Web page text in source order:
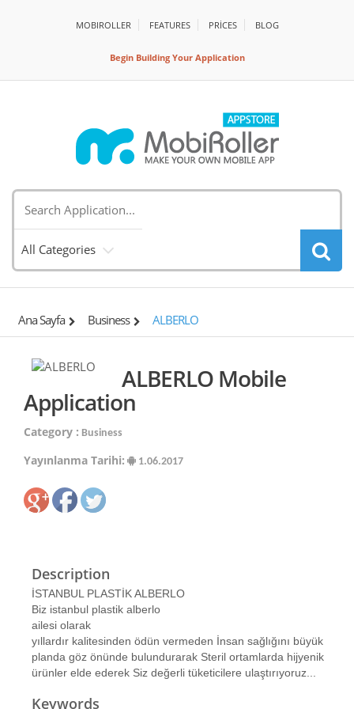
MOBIROLLER FEATURES PRİCES BLOG
Begin Building Your Application
All Categories
Ana Sayfa Business ALBERLO
ALBERLO Mobile
Application
Category : Business
Yayınlanma Tarihi: 1.06.2017
Description
İSTANBUL PLASTİK ALBERLO
Biz istanbul plastik alberlo
ailesi olarak
yıllardır kalitesinden ödün vermeden İnsan sağlığını büyük
planda göz önünde bulundurarak Steril ortamlarda hijyenik
ürünler elde ederek Siz değerli tüketicilere ulaştırıyoruz...
Keywords